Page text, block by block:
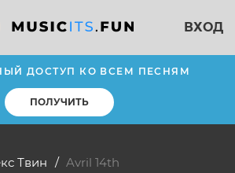
ВХОД
ДОСТУП КО ВСЕМ ПЕСНЯМ
ПОЛУЧИТЬ
Твин avril 14th